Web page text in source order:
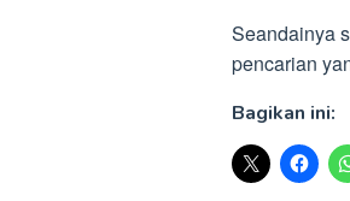
Seandainya
pencarian
Bagikan ini: